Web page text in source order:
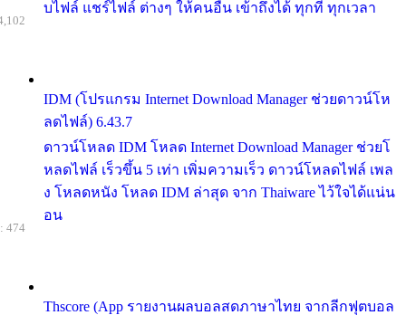
บไฟล์ แชร์ไฟล์ ต่างๆ ให้คนอื่น เข้าถึงได้ ทุกที่ ทุกเวลา
IDM (โปรแกรม Internet Download Manager ช่วยดาวน์โห
ลดไฟล์) 6.43.7
ดาวน์โหลด IDM โหลด Internet Download Manager ช่วยโ
หลดไฟล์ เร็วขึ้น 5 เท่า เพิ่มความเร็ว ดาวน์โหลดไฟล์ เพล
ง โหลดหนัง โหลด IDM ล่าสุด จาก Thaiware ไว้ใจได้แน่น
อน
Thscore (App รายงานผลบอลสดภาษาไทย จากลีกฟุตบอล
474